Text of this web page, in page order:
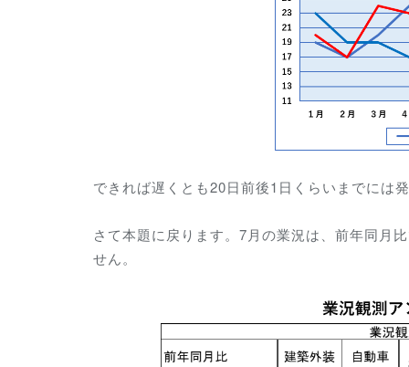
できれば遅くとも20日前後1日くらいまでには
さて本題に戻ります。7月の業況は、前年同月
せん。